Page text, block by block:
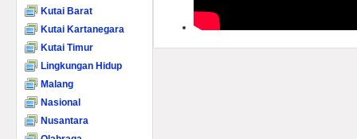
Kutai Barat
Kutai Kartanegara
Kutai Timur
Lingkungan Hidup
Malang
Nasional
Nusantara